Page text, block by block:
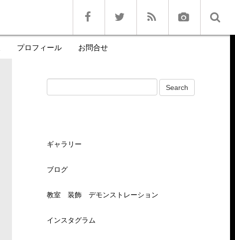
プロフィール お問合せ
ギャラリー
ブログ
教室 装飾 デモンストレーション
インスタグラム